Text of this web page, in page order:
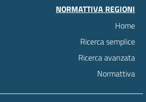
NORMATTIVA REGIONI
Home
Ricerca semplice
Ricerca avanzata
Normattiva